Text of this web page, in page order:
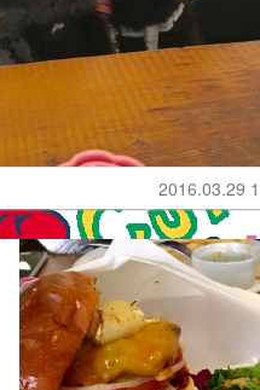
2016.03.29